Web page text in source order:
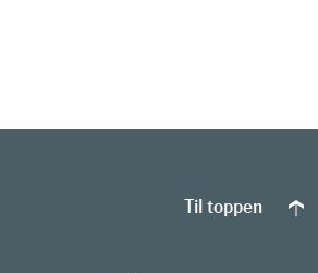
Til toppen